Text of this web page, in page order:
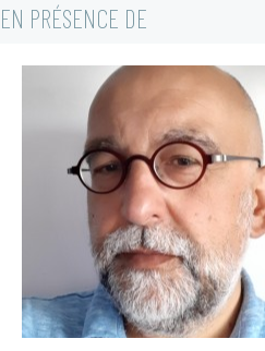
EN PRÉSENCE DE